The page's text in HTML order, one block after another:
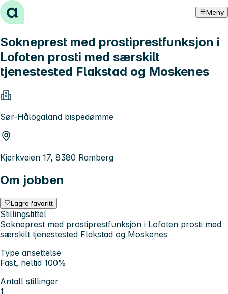
Hopp til innhold Meny
Sokneprest med prostiprestfunksjon i
Lofoten prosti med særskilt
tjenestested Flakstad og Moskenes
Sør-Hålogaland bispedømme
Kjerkveien 17, 8380 Ramberg
Om jobben
Lagre favoritt
Stillingstittel
Sokneprest med prostiprestfunksjon i Lofoten prosti med
særskilt tjenestested Flakstad og Moskenes
Type ansettelse
Fast, heltid 100%
Antall stillinger
1